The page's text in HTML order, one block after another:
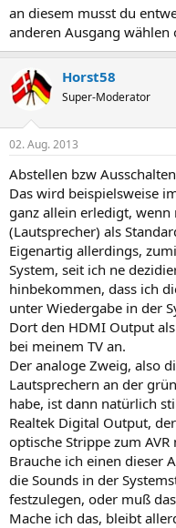
an diesem musst du
anderen Ausgang wählen
Horst58
Super-Moderator
02. Aug. 2013
Abstellen bzw
Das wird beispielsweise
ganz allein erledigt, wenn
(Lautsprecher) als
Eigenartig allerdings,
System, seit ich ne
hinbekommen, dass ich
unter Wiedergabe in der
Dort den HDMI Output
bei meinem TV an.
Der analoge Zweig, also
Lautsprechern an der
habe, ist dann natürlich
Realtek Digital Output,
optische Strippe zum AVR
Brauche ich einen dieser
die Sounds in der
festzulegen, oder muß
Mache ich das, bleibt